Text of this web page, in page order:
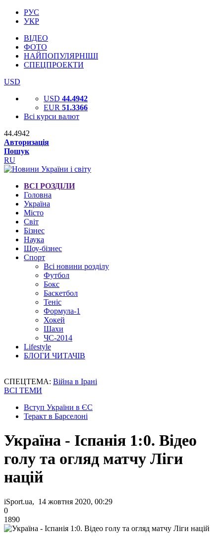
РУС
УКР
ВІДЕО
ФОТО
НАЙПОПУЛЯРНІШІ
СПЕЦПРОЕКТИ
USD
USD 44.4942
EUR 51.3366
Всі курси валют
44.4942
Авторизація
Пошук
RU
ВСІ РОЗДІЛИ
Головна
Україна
Місто
Світ
Бізнес
Наука
Шоу-бізнес
Спорт
Всі новини розділу
Футбол
Бокс
Баскетбол
Теніс
Формула-1
Хокей
Шахи
ЧС-2014
Lifestyle
БЛОГИ ЧИТАЧІВ
СПЕЦТЕМА: Війна в Ірані
ВСІ ТЕМИ
Вступ України в ЄС
Теракт в Барселоні
Україна - Іспанія 1:0. Відео
голу та огляд матчу Ліги
націй
iSport.ua, 14 жовтня 2020, 00:29
0
1890